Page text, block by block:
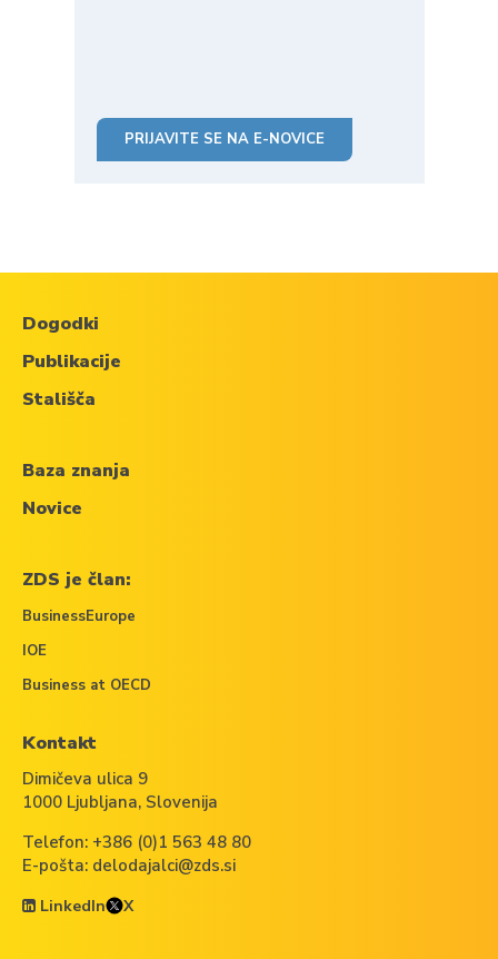
PRIJAVITE SE NA E-NOVICE
Dogodki
Publikacije
Stališča
Baza znanja
Novice
ZDS je član:
BusinessEurope
IOE
Business at OECD
Kontakt
Dimičeva ulica 9
1000 Ljubljana, Slovenija
Telefon: +386 (0)1 563 48 80
E-pošta: delodajalci@zds.si
LinkedIn X